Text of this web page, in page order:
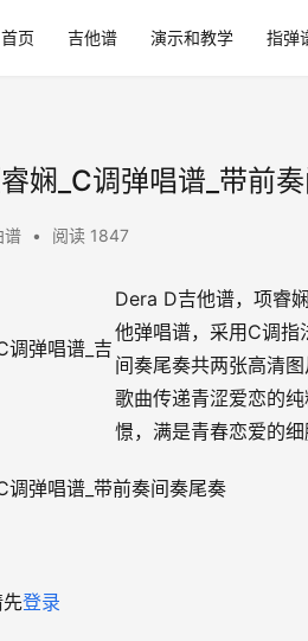
首页 吉他谱 演示和教学 指弹
娴_C调弹唱谱_带前
谱 • 阅读 1847
Dera D吉他谱，项睿
他弹唱谱，采用C调
间奏尾奏共两张高清图
歌曲传递青涩爱恋的
憬，满是青春恋爱的细
登录